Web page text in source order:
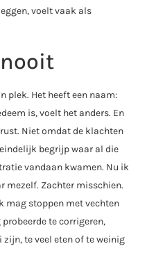
voelt vaak als
plek. Het heeft een naam:
is, voelt het anders. En
Niet omdat de klachten
begrijp waar al die
vandaan kwamen. Nu ik
mezelf. Zachter misschien.
mag stoppen met vechten
te corrigeren,
te veel eten of te weinig